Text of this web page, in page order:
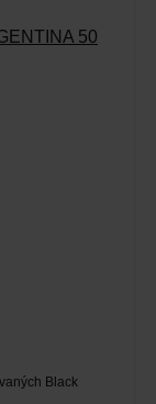
50
Black